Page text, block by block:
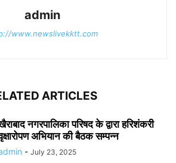
admin
www.newslivekktt.com
ARTICLES
नगरपालिका परिषद के द्वारा हरिशंकरी
अभियान की बैठक सम्पन्न
- July 23, 2025